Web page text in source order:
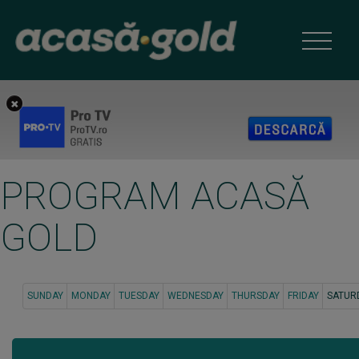
PROGRAM ACASĂ
GOLD
SUNDAY MONDAY TUESDAY WEDNESDAY THURSDAY FRIDAY